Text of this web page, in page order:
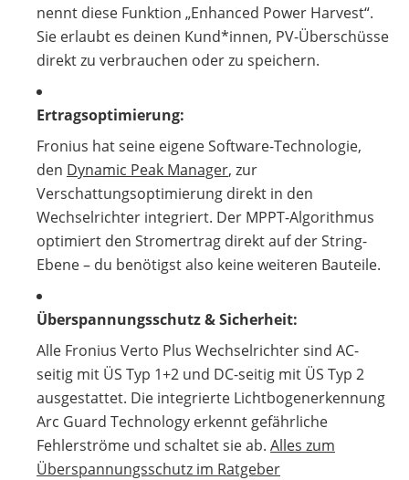
nennt diese Funktion „Enhanced Power Harvest“.
Sie erlaubt es deinen Kund*innen, PV-Überschüsse
direkt zu verbrauchen oder zu speichern.
Ertragsoptimierung:
Fronius hat seine eigene Software-Technologie,
den Dynamic Peak Manager, zur
Verschattungsoptimierung direkt in den
Wechselrichter integriert. Der MPPT-Algorithmus
optimiert den Stromertrag direkt auf der String-
Ebene – du benötigst also keine weiteren Bauteile.
Überspannungsschutz & Sicherheit:
Alle Fronius Verto Plus Wechselrichter sind AC-
seitig mit ÜS Typ 1+2 und DC-seitig mit ÜS Typ 2
ausgestattet. Die integrierte Lichtbogenerkennung
Arc Guard Technology erkennt gefährliche
Fehlerströme und schaltet sie ab. Alles zum
Überspannungsschutz im Ratgeber